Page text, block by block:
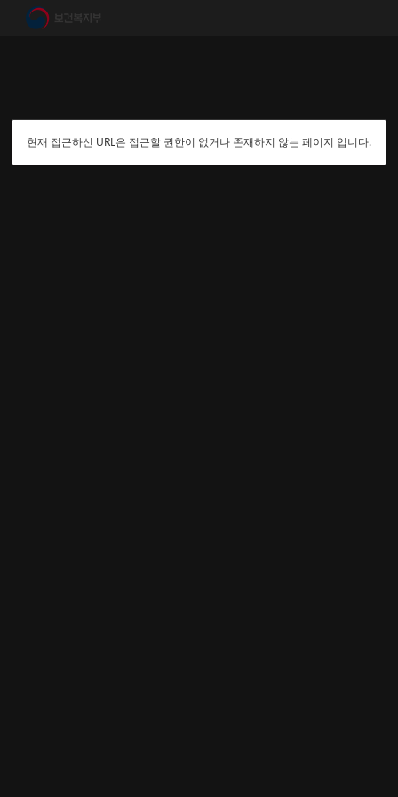
현재 접근하신 URL은 접근할 권한이 없거나 존재하지 않는 페이지 입니다.